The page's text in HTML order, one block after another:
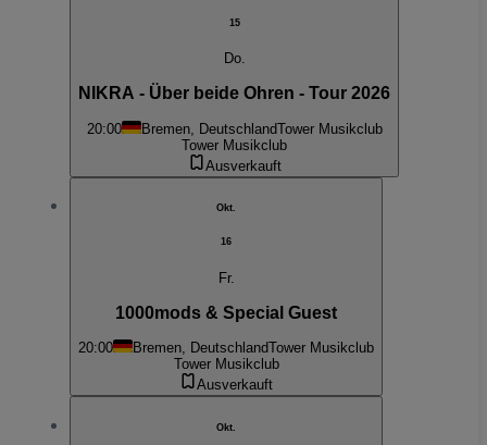
15
Do.
NIKRA - Über beide Ohren - Tour 2026
20:00 Bremen, DeutschlandTower Musikclub
Tower Musikclub
Ausverkauft
Okt.
16
Fr.
1000mods & Special Guest
20:00 Bremen, DeutschlandTower Musikclub
Tower Musikclub
Ausverkauft
Okt.